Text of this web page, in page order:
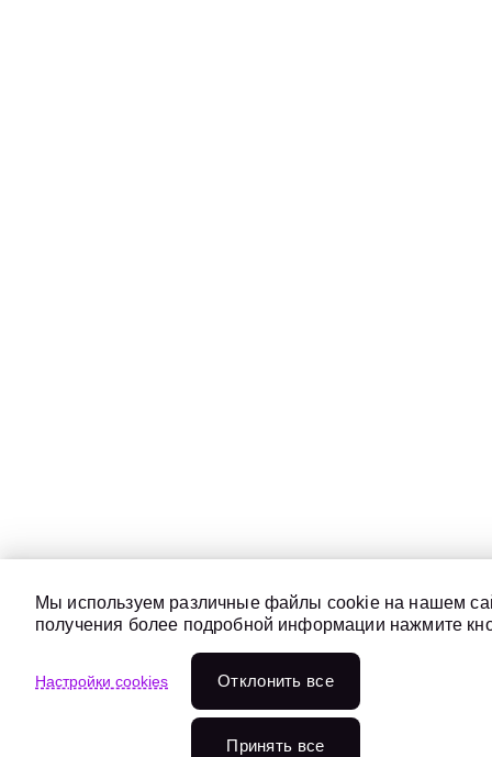
Мы используем различные файлы cookie на нашем
получения более подробной информации нажмите
Настройки cookies Отклонить всe
Принять все